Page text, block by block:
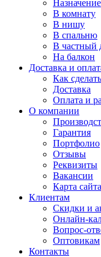
Назначение
В комнату
В нишу
В спальню
В частный
На балкон
Доставка и
Как
Доставка
Оплата и
О компании
Гарантия
Портфолио
Отзывы
Реквизиты
Вакансии
Карта сайта
Клиентам
Скидки и
Онлайн-
Вопрос-
Оптовикам
Контакты